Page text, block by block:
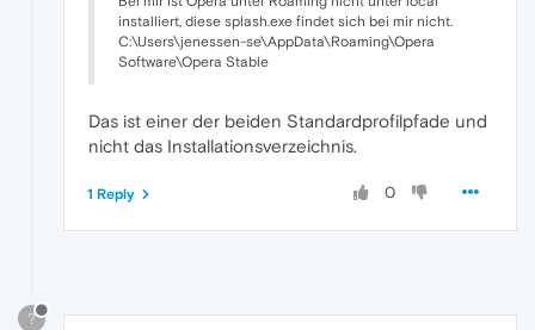
installiert, diese splash.exe findet sich bei mir nicht.
C:\Users\jenessen-se\AppData\Roaming\Opera
Software\Opera Stable
Das ist einer der beiden Standardprofilpfade und
nicht das Installationsverzeichnis.
0
1 Reply
?